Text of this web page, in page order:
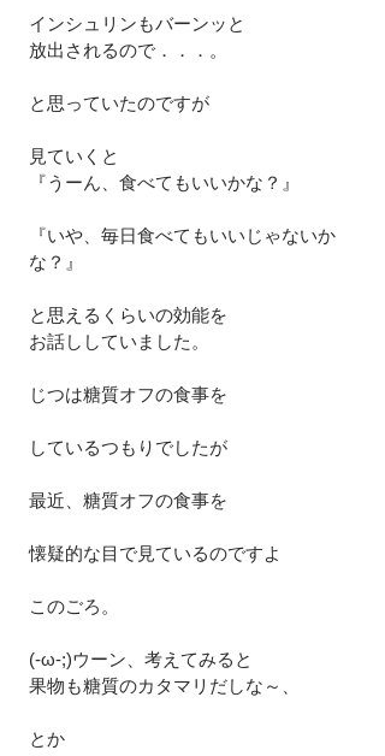
インシュリンもバーンッと
放出されるので．．．。
と思っていたのですが
見ていくと
『うーん、食べてもいいかな？』
『いや、毎日食べてもいいじゃないか
な？』
と思えるくらいの効能を
お話ししていました。
じつは糖質オフの食事を
しているつもりでしたが
最近、糖質オフの食事を
懐疑的な目で見ているのですよ
このごろ。
(-ω-;)ウーン、考えてみると
果物も糖質のカタマリだしな～、
とか